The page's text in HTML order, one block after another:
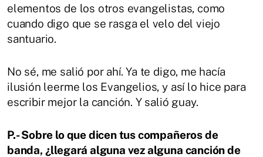
elementos de los otros evangelistas, como
cuando digo que se rasga el velo del viejo
santuario.
No sé, me salió por ahí. Ya te digo, me hacía
ilusión leerme los Evangelios, y así lo hice para
escribir mejor la canción. Y salió guay.
P.- Sobre lo que dicen tus compañeros de
banda, ¿llegará alguna vez alguna canción de